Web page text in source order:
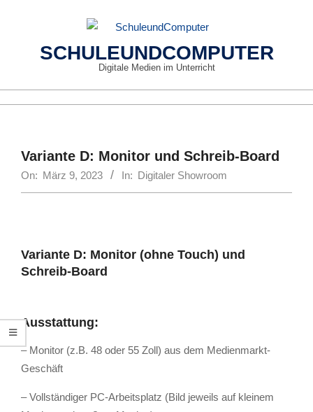
SCHULEUNDCOMPUTER
Digitale Medien im Unterricht
MenuVariante D: Monitor und Schreib-Board
On: März 9, 2023 In: Digitaler Showroom
Variante D: Monitor (ohne Touch) und
Schreib-Board
Ausstattung:
– Monitor (z.B. 48 oder 55 Zoll) aus dem Medienmarkt-
Geschäft
– Vollständiger PC-Arbeitsplatz (Bild jeweils auf kleinem